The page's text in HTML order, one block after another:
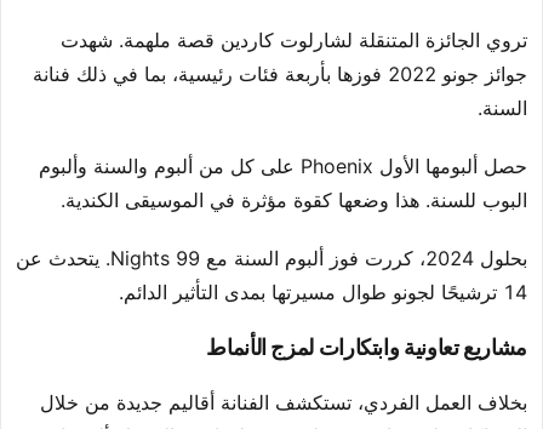
تروي الجائزة المتنقلة لشارلوت كاردين قصة ملهمة. شهدت
جوائز جونو 2022 فوزها بأربعة فئات رئيسية، بما في ذلك فنانة
السنة.
حصل ألبومها الأول Phoenix على كل من ألبوم والسنة وألبوم
البوب للسنة. هذا وضعها كقوة مؤثرة في الموسيقى الكندية.
بحلول 2024، كررت فوز ألبوم السنة مع 99 Nights. يتحدث عن
14 ترشيحًا لجونو طوال مسيرتها بمدى التأثير الدائم.
مشاريع تعاونية وابتكارات لمزج الأنماط
بخلاف العمل الفردي، تستكشف الفنانة أقاليم جديدة من خلال